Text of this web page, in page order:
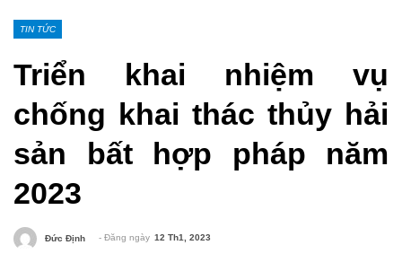
TIN TỨC
Triển khai nhiệm vụ
chống khai thác thủy hải
sản bất hợp pháp năm
2023
Đức Định - Đăng ngày 12 Th1, 2023